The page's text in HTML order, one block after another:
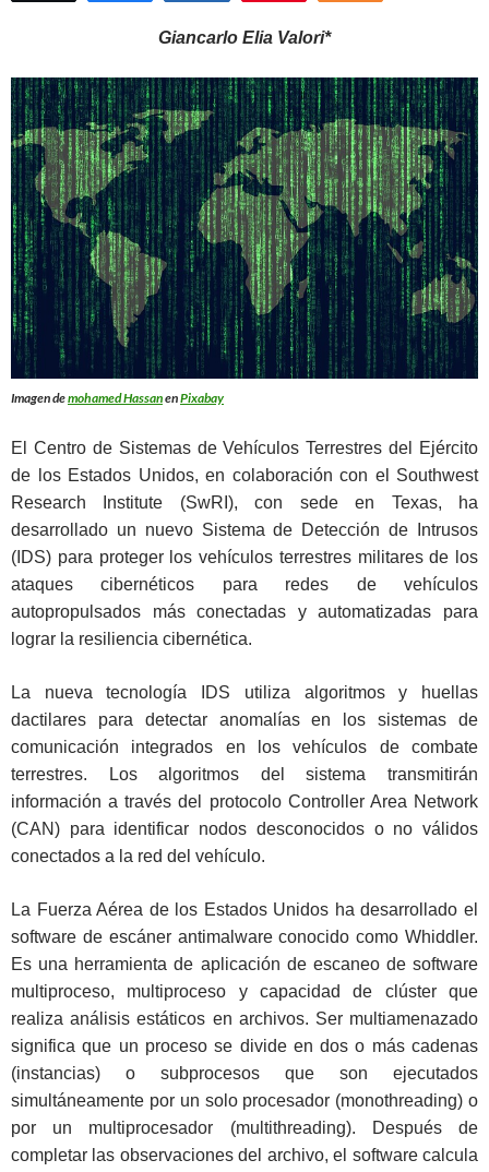
Giancarlo Elia Valori*
Imagen demohamed HassanenPixabay
El Centro de Sistemas de Vehículos Terrestres del Ejército
de los Estados Unidos, en colaboración con el Southwest
Research Institute (SwRI), con sede en Texas, ha
desarrollado un nuevo Sistema de Detección de Intrusos
(IDS) para proteger los vehículos terrestres militares de los
ataques cibernéticos para redes de vehículos
autopropulsados más conectadas y automatizadas para
lograr la resiliencia cibernética.
La nueva tecnología IDS utiliza algoritmos y huellas
dactilares para detectar anomalías en los sistemas de
comunicación integrados en los vehículos de combate
terrestres. Los algoritmos del sistema transmitirán
información a través del protocolo Controller Area Network
(CAN) para identificar nodos desconocidos o no válidos
conectados a la red del vehículo.
La Fuerza Aérea de los Estados Unidos ha desarrollado el
software de escáner antimalware conocido como Whiddler.
Es una herramienta de aplicación de escaneo de software
multiproceso, multiproceso y capacidad de clúster que
realiza análisis estáticos en archivos. Ser multiamenazado
significa que un proceso se divide en dos o más cadenas
(instancias) o subprocesos que son ejecutados
simultáneamente por un solo procesador (monothreading) o
por un multiprocesador (multithreading). Después de
completar las observaciones del archivo, el software calcula